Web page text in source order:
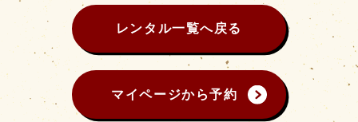
レンタル一覧へ戻る
マイページから予約